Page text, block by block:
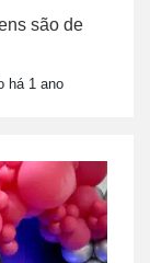
são de
há 1 ano